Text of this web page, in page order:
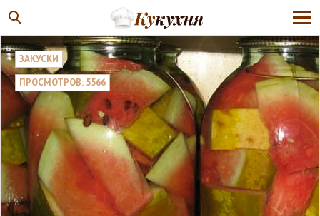
ЗАКУСКИ
ПРОСМОТРОВ: 5566